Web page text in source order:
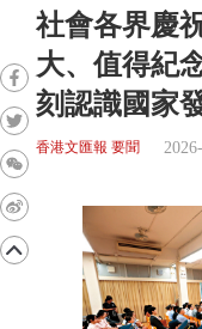
社會各界慶
大、值得紀
刻認識國家
香港文匯報 要聞